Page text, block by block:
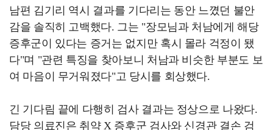
남편 김기리 역시 결과를 기다리는 동안 느꼈던 불안
감을 솔직히 고백했다. 그는 "장모님과 처남에게 해당
증후군이 있다는 증거는 없지만 혹시 몰라 걱정이 됐
다"며 "관련 특징을 찾아보니 처남과 비슷한 부분도 보
여 마음이 무거워졌다"고 당시를 회상했다.
긴 기다림 끝에 다행히 검사 결과는 정상으로 나왔다.
담당 의료진은 취약 X 증후군 검사와 신경관 결손 검